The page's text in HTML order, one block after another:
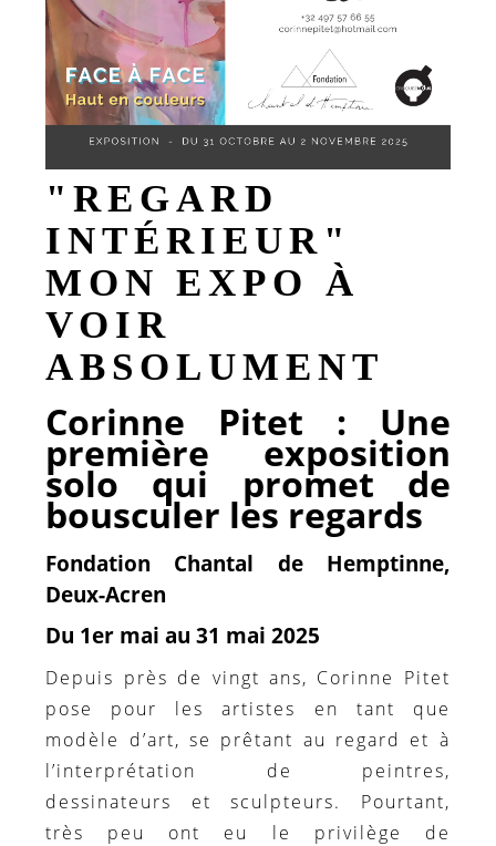
"REGARD
INTÉRIEUR"
MON EXPO À
VOIR
ABSOLUMENT
Corinne Pitet : Une
première exposition
solo qui promet de
bousculer les regards
Fondation Chantal de Hemptinne,
Deux-Acren
Du 1er mai au 31 mai 2025
Depuis près de vingt ans, Corinne Pitet
pose pour les artistes en tant que
modèle d’art, se prêtant au regard et à
l’interprétation de peintres,
dessinateurs et sculpteurs. Pourtant,
très peu ont eu le privilège de